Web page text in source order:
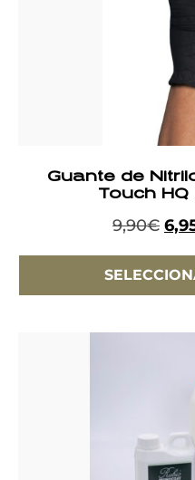
Guante de
Touch HQ
9,90€